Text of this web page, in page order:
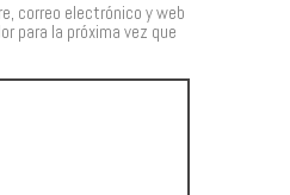
correo electrónico y web
para la próxima vez que